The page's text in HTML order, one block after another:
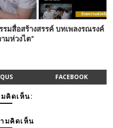
มสื่อสร้างสรรค์ บทเพลงรณรงค์
มห่วงไต”
FACEBOOK
คิดเห็น:
มคิดเห็น